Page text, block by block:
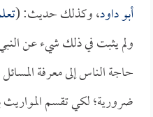
أبو داود، وكذلك حديث: (
ولم يثبت في ذلك شيء عن
حاجة الناس إلى معرفة
ضرورية؛ لكي تقسم